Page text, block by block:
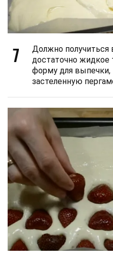
7
Должно получиться
достаточно жидкое
форму для выпечки,
застеленную